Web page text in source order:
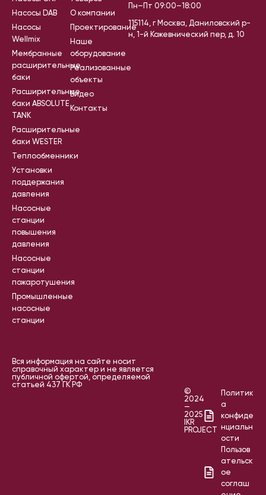
Насосы DAB
Насосы
Wellmix
Мембранные
расширительные
баки
Расширительные
баки ABSOLUTE
TANK
Расширительные
баки WESTER
Теплообменники
Установки
поддержания
давления
Насосные
станции
повышения
давления
Насосные
станции
пожаротушения
Промышленные
насосные
станции
О компании
Проектирование
Наше
оборудование
Реализованные
объекты
Видео
Контакты
Пн–Пт 09:00–18:00
115114, г Москва, Даниловский р-
н, 1-й Кожевнический пер, д. 10
Вся информация на сайте носит
справочный характер и не является
публичной офертой, определяемой
статьей 437 ГК РФ
©
2024
—
2025
IKR
PROJECT
Политик
а
конфиде
нциальн
ости
Пользов
ательск
ое
соглаш